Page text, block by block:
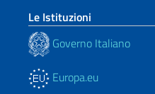
Le Istituzioni
Governo Italiano
Europa.eu